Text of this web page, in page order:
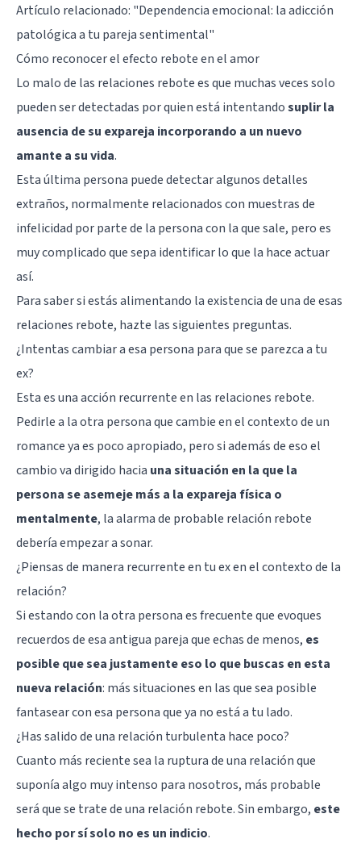
Artículo relacionado: "Dependencia emocional: la adicción
patológica a tu pareja sentimental"
Cómo reconocer el efecto rebote en el amor
Lo malo de las relaciones rebote es que muchas veces solo
pueden ser detectadas por quien está intentandosuplir la
ausencia de su expareja incorporando a un nuevo
amante a su vida.
Esta última persona puede detectar algunos detalles
extraños, normalmente relacionados con muestras de
infelicidad por parte de la persona con la que sale, pero es
muy complicado que sepa identificar lo que la hace actuar
así.
Para saber si estás alimentando la existencia de una de esas
relaciones rebote, hazte las siguientes preguntas.
¿Intentas cambiar a esa persona para que se parezca a tu
ex?
Esta es una acción recurrente en las relaciones rebote.
Pedirle a la otra persona que cambie en el contexto de un
romance ya es poco apropiado, pero si además de eso el
cambio va dirigido hacia una situación en la que la
persona se asemeje más a la expareja física o
mentalmente, la alarma de probable relación rebote
debería empezar a sonar.
¿Piensas de manera recurrente en tu ex en el contexto de la
relación?
Si estando con la otra persona es frecuente que evoques
recuerdos de esa antigua pareja que echas de menos, es
posible que sea justamente eso lo que buscas en esta
nueva relación: más situaciones en las que sea posible
fantasear con esa persona que ya no está a tu lado.
¿Has salido de una relación turbulenta hace poco?
Cuanto más reciente sea la ruptura de una relación que
suponía algo muy intenso para nosotros, más probable
será que se trate de una relación rebote. Sin embargo, este
hecho por sí solo no es un indicio.